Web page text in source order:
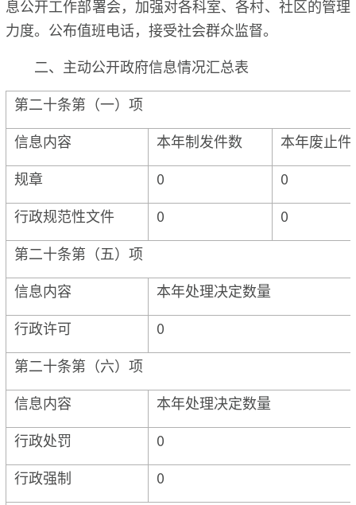
息公开工作部署会，加强对各科室、各村、社区的管理
力度。公布值班电话，接受社会群众监督。
二、主动公开政府信息情况汇总表
第二十条第（一）项
信息内容
本年制发件数
本年废止件
规章
0
0
行政规范性文件
0
0
第二十条第（五）项
信息内容
本年处理决定数量
行政许可
0
第二十条第（六）项
信息内容
本年处理决定数量
行政处罚
0
行政强制
0